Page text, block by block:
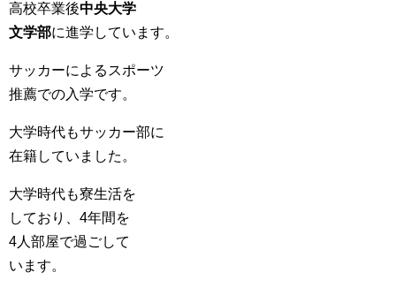
高校卒業後中央大学
文学部に進学しています。
サッカーによるスポーツ
推薦での入学です。
大学時代もサッカー部に
在籍していました。
大学時代も寮生活を
しており、4年間を
4人部屋で過ごして
います。